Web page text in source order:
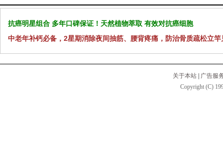
抗癌明星组合 多年口碑保证！天然植物萃取 有效对抗癌细胞
中老年补钙必备，2星期消除夜间抽筋、腰背疼痛，防治骨质疏松立竿
关于本站
广告服
Copyright (C)